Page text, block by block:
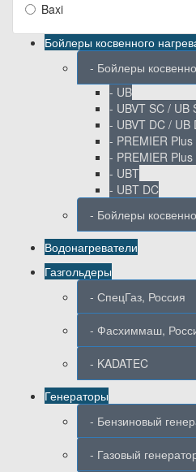
Baxi
Бойлеры косвенного
- Бойлеры
- UB
- UBVT SC / UB
- UBVT DC / UB
- PREMIER
- PREMIER
- UBT
- UBT DC
- Бойлеры
Водонагреватели
Газгольдеры
- СпецГаз, Россия
- Фасхиммаш,
- KADATEC
Генераторы
- Бензиновый
- Газовый